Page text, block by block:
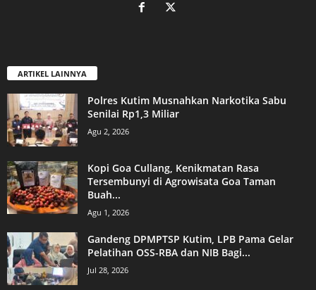
ARTIKEL LAINNYA
Polres Kutim Musnahkan Narkotika Sabu
Senilai Rp1,3 Miliar
Agu 2, 2026
Kopi Goa Cullang, Kenikmatan Rasa
Tersembunyi di Agrowisata Goa Taman
Buah...
Agu 1, 2026
Gandeng DPMPTSP Kutim, LPB Pama Gelar
Pelatihan OSS-RBA dan NIB Bagi...
Jul 28, 2026